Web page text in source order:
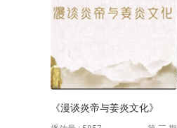
《漫谈炎帝与姜炎文化》